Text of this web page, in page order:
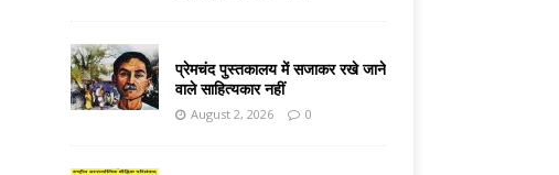
प्रेमचंद पुस्तकालय में सजाकर रखे जाने
वाले साहित्यकार नहीं
August 2, 2026 0